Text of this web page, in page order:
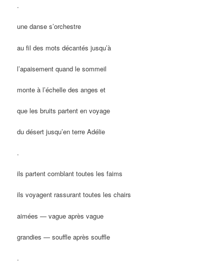
.
une danse s’orchestre
au fil des mots décantés jusqu’à
l’apaisement quand le sommeil
monte à l’échelle des anges et
que les bruits partent en voyage
du désert jusqu’en terre Adélie
.
ils partent comblant toutes les faims
ils voyagent rassurant toutes les chairs
aimées — vague après vague
grandies — souffle après souffle
.